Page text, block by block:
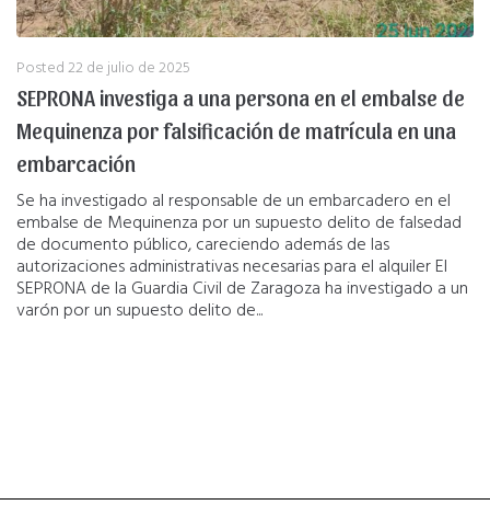
Posted22 de julio de 2025
SEPRONA investiga a una persona en el embalse de
Mequinenza por falsificación de matrícula en una
embarcación
Se ha investigado al responsable de un embarcadero en el
embalse de Mequinenza por un supuesto delito de falsedad
de documento público, careciendo además de las
autorizaciones administrativas necesarias para el alquiler El
SEPRONA de la Guardia Civil de Zaragoza ha investigado a un
varón por un supuesto delito de...